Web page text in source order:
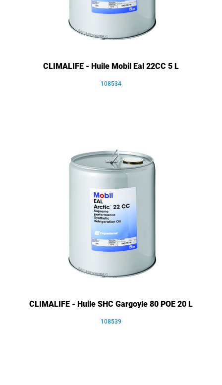
CLIMALIFE - Huile Mobil Eal 22CC 5 L
108534
CLIMALIFE - Huile SHC Gargoyle 80 POE 20 L
108539